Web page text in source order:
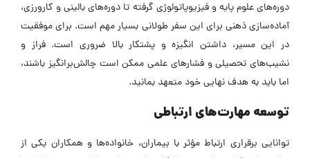
دوره‌های علوم پایه و فیزیوپاتولوژی گرفته تا دوره‌های بالینی و کارورزی،
آماده‌سازی ذهنی برای این سفر طولانی بسیار مهم است. برای موفقیت
در این مسیر، داشتن انگیزه و پشتکار بالا ضروری است. فراز و
نشیب‌های تحصیلی و فشارهای علمی ممکن است چالش‌برانگیز باشند،
اما باید به هدف نهایی خود متعهد بمانید.
توسعه مهارت‌های ارتباطی
توانایی برقراری ارتباط مؤثر با بیماران، خانواده‌ها و همکاران یکی از